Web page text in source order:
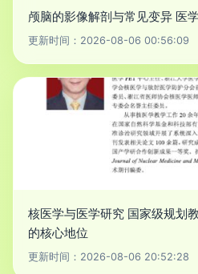
颅脑的影像解剖与常见变异 医
更新时间：2026-08-06 00:56:09
核医学与医学研究 国家级规划
的核心地位
更新时间：2026-08-06 20:52:28